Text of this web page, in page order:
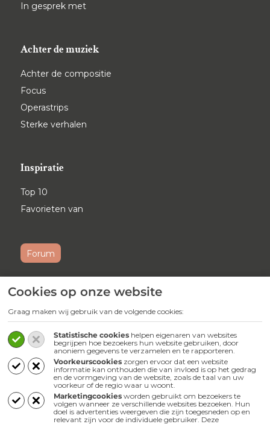
Cookies op onze website
Graag maken wij gebruik van de volgende cookies:
Statistische cookies helpen eigenaren van websites
begrijpen hoe bezoekers hun website gebruiken, door
anoniem gegevens te verzamelen en te rapporteren.
Voorkeurscookies zorgen ervoor dat een website
informatie kan onthouden die van invloed is op het gedrag
en de vormgeving van de website, zoals de taal van uw
voorkeur of de regio waar u woont.
Marketingcookies worden gebruikt om bezoekers te
volgen wanneer ze verschillende websites bezoeken. Hun
doel is advertenties weergeven die zijn toegesneden op en
relevant zijn voor de individuele gebruiker. Deze
In gesprek met
Achter de muziek
Achter de compositie
Focus
Operastrips
Sterke verhalen
Inspiratie
Top 10
Favorieten van
Forum
Ontvang maandelijks onze
nieuwsbrief
Volg ons
Webwinkel